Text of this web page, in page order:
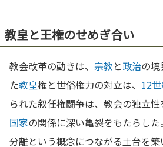
教皇と王権のせめぎ合い
教会改革の動きは、 宗教と政治の境
た教皇権と世俗権力の対立は、 12
られた叙任権闘争は、教会の独立
国家の関係に深い亀裂をもたらし
分離という概念につながる土台を築